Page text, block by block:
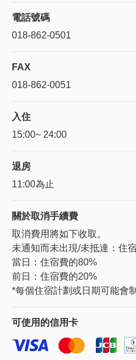
電話號碼
018-862-0501
FAX
018-862-0051
入住
15:00~ 24:00
退房
11:00為止
關於取消手續費
取消費用將如下收取。
未通知而未出現/未抵達：住
當日：住宿費的80%
前日：住宿費的20%
*每個住宿計劃或日期可能會
可使用的信用卡